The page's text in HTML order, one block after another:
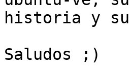
historia y
Saludos ;)